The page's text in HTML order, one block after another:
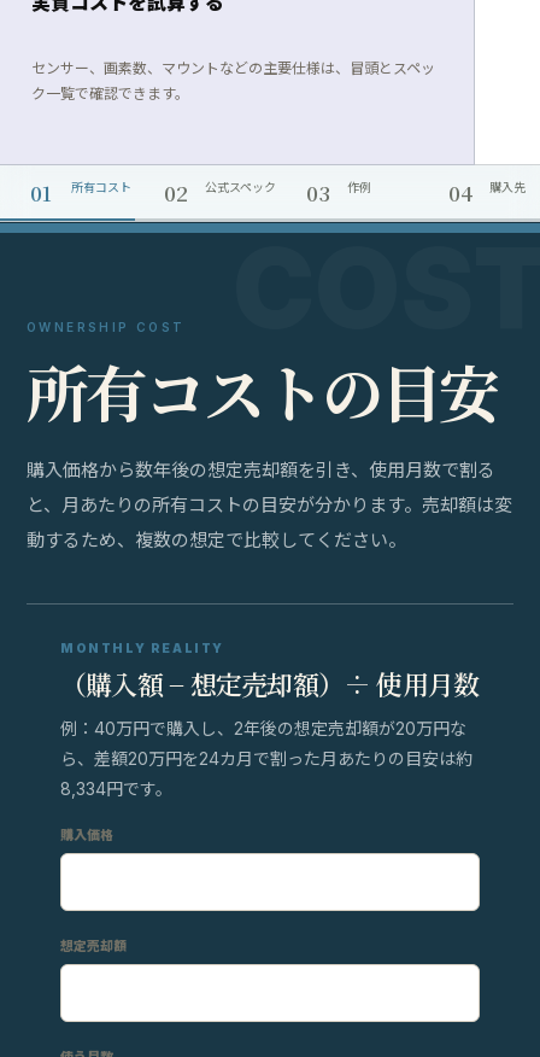
センサー、画素数、マウントなどの主要仕様は、冒頭とスペッ
ク一覧で確認できます。
01 所有コスト 02 公式スペック 03 作例 04 購入先
OWNERSHIP COST
所有コス トの目安
購入価格から数年後の想定売却額を引き、使用月数で割る
と、月あたりの所有コストの目安が分かります。売却額は変
動するため、複数の想定で比較してください。
MONTHLY REALITY
（購入額 − 想定売却額）÷ 使用月数
例：40万円で購入し、2年後の想定売却額が20万円な
ら、差額20万円を24カ月で割った月あたりの目安は約
8,334円です。
購入価格
想定売却額